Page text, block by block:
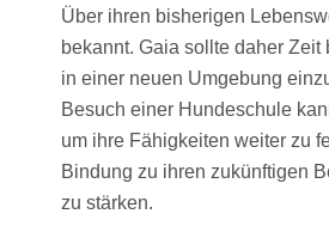
Über ihren bisherigen
bekannt. Gaia sollte daher Zeit
in einer neuen Umgebung
Besuch einer Hundeschule
um ihre Fähigkeiten weiter zu
Bindung zu ihren zukünftigen
zu stärken.